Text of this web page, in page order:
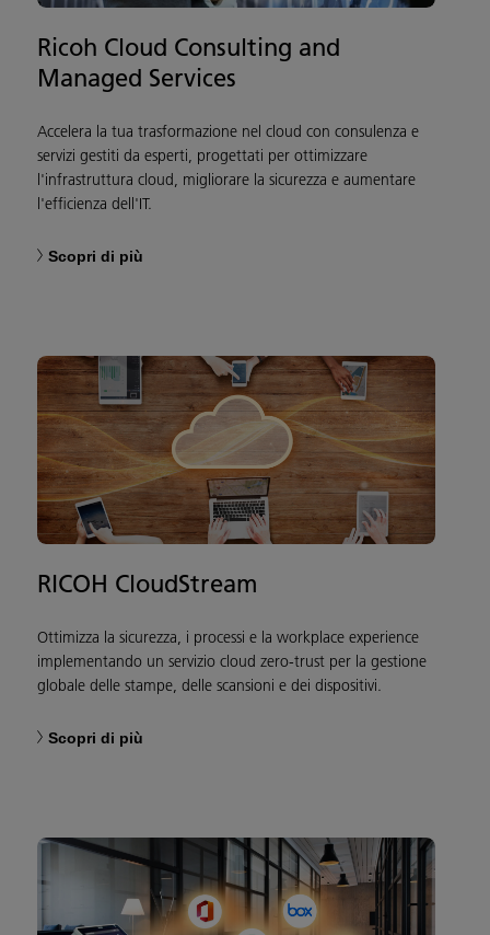
Ricoh Cloud Consulting and
Managed Services
Accelera la tua trasformazione nel cloud con consulenza e
servizi gestiti da esperti, progettati per ottimizzare
l'infrastruttura cloud, migliorare la sicurezza e aumentare
l'efficienza dell'IT.
Scopri di più
RICOH CloudStream
Ottimizza la sicurezza, i processi e la workplace experience
implementando un servizio cloud zero-trust per la gestione
globale delle stampe, delle scansioni e dei dispositivi.
Scopri di più